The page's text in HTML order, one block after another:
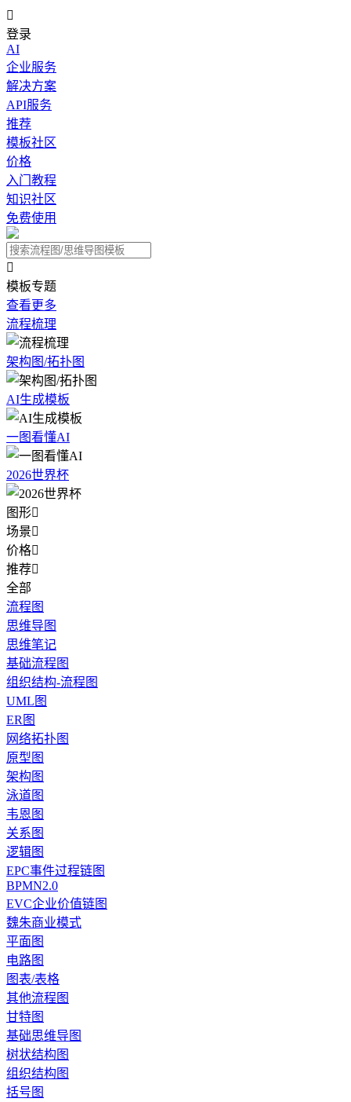

登录
AI
企业服务
解决方案
API服务
推荐
模板社区
价格
入门教程
知识社区
免费使用

模板专题
查看更多
流程梳理
架构图/拓扑图
AI生成模板
一图看懂AI
2026世界杯
图形
场景
价格
推荐
全部
流程图
思维导图
思维笔记
基础流程图
组织结构-流程图
UML图
ER图
网络拓扑图
原型图
架构图
泳道图
韦恩图
关系图
逻辑图
EPC事件过程链图
BPMN2.0
EVC企业价值链图
魏朱商业模式
平面图
电路图
图表/表格
其他流程图
甘特图
基础思维导图
树状结构图
组织结构图
括号图